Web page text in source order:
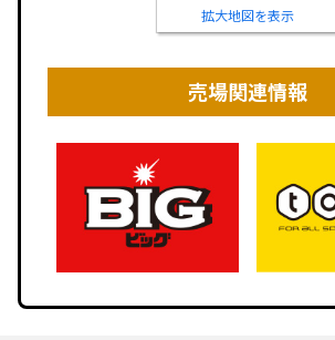
拡大地図を表示
売場関連情報